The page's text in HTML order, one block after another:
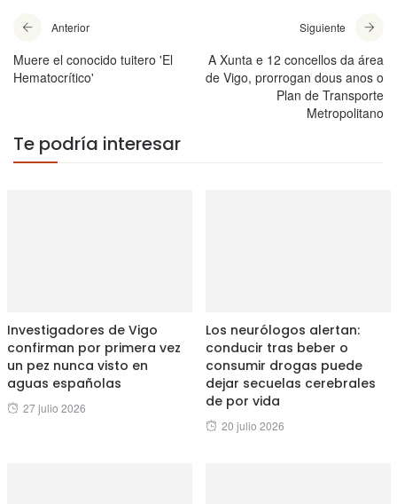
Anterior
Muere el conocido tuitero 'El
Hematocrítico'
Siguiente
A Xunta e 12 concellos da área
de Vigo, prorrogan dous anos o
Plan de Transporte
Metropolitano
Te podría interesar
Investigadores de Vigo
confirman por primera vez
un pez nunca visto en
aguas españolas
Posted
27 julio 2026
Los neurólogos alertan:
conducir tras beber o
consumir drogas puede
dejar secuelas cerebrales
de por vida
Posted
20 julio 2026